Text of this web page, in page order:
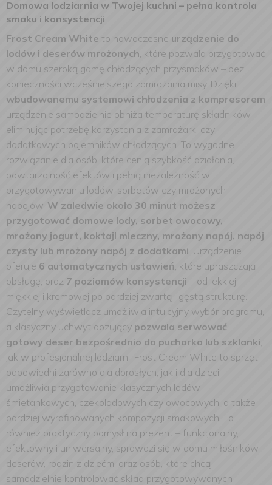
Domowa lodziarnia w Twojej kuchni – pełna kontrola
smaku i konsystencji
Frost Cream White to nowoczesne urządzenie do
lodów i deserów mrożonych, które pozwala przygotować
w domu szeroką gamę chłodzących przysmaków – bez
konieczności wcześniejszego zamrażania misy. Dzięki
wbudowanemu systemowi chłodzenia z kompresorem
urządzenie samodzielnie obniża temperaturę składników,
eliminując potrzebę korzystania z zamrażarki czy
dodatkowych pojemników chłodzących. To wygodne
rozwiązanie dla osób, które cenią szybkość działania,
powtarzalność efektów i pełną niezależność w
przygotowywaniu lodów, sorbetów czy mrożonych
napojów. W zaledwie około 30 minut możesz
przygotować domowe lody, sorbet owocowy,
mrożony jogurt, koktajl mleczny, mrożony napój, napój
czysty lub mrożony napój z dodatkami. Urządzenie
oferuje 6 automatycznych ustawień, które upraszczają
obsługę, oraz 7 poziomów konsystencji – od lekkiej,
miękkiej i kremowej po bardziej zwartą i gęstą strukturę.
Czytelny wyświetlacz umożliwia intuicyjny wybór programu,
a klasyczny uchwyt dozujący pozwala serwować
gotowy deser bezpośrednio do pucharka lub szklanki,
jak w profesjonalnej lodziarni. Frost Cream White to sprzęt
odpowiedni zarówno dla dorosłych, jak i dla dzieci –
umożliwia przygotowanie klasycznych lodów
śmietankowych, czekoladowych czy owocowych, a także
bardziej wyrafinowanych kompozycji smakowych. To
również praktyczny pomysł na prezent – funkcjonalny,
efektowny i uniwersalny, sprawdzi się w domu miłośników
deserów, rodzin z dziećmi oraz osób, które chcą
samodzielnie kontrolować skład przygotowywanych